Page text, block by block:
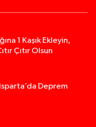
1 Kaşık Ekleyin,
Çıtır Olsun
Deprem